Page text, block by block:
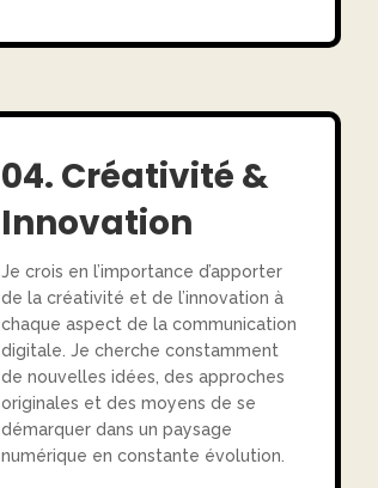
04. Créativité &
Innovation
Je crois en l’importance d’apporter
de la créativité et de l’innovation à
chaque aspect de la communication
digitale. Je cherche constamment
de nouvelles idées, des approches
originales et des moyens de se
démarquer dans un paysage
numérique en constante évolution.